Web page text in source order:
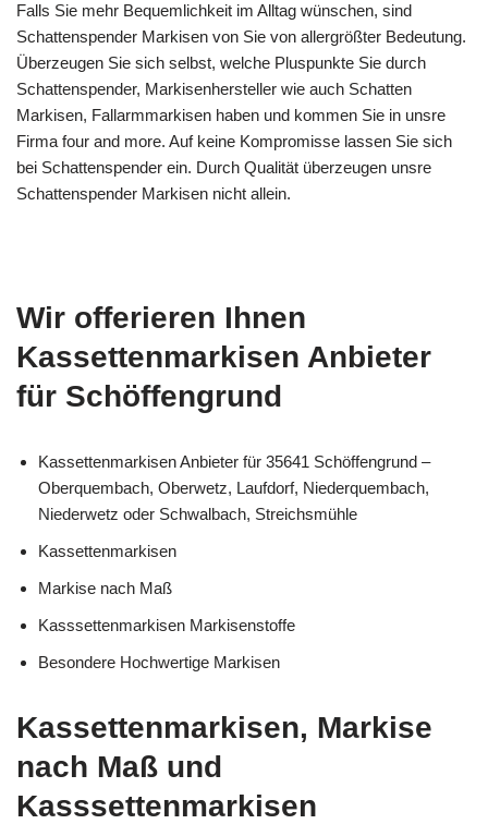
Falls Sie mehr Bequemlichkeit im Alltag wünschen, sind
Schattenspender Markisen von Sie von allergrößter Bedeutung.
Überzeugen Sie sich selbst, welche Pluspunkte Sie durch
Schattenspender, Markisenhersteller wie auch Schatten
Markisen, Fallarmmarkisen haben und kommen Sie in unsre
Firma four and more. Auf keine Kompromisse lassen Sie sich
bei Schattenspender ein. Durch Qualität überzeugen unsre
Schattenspender Markisen nicht allein.
Wir offerieren Ihnen
Kassettenmarkisen Anbieter
für Schöffengrund
Kassettenmarkisen Anbieter für 35641 Schöffengrund –
Oberquembach, Oberwetz, Laufdorf, Niederquembach,
Niederwetz oder Schwalbach, Streichsmühle
Kassettenmarkisen
Markise nach Maß
Kasssettenmarkisen Markisenstoffe
Besondere Hochwertige Markisen
Kassettenmarkisen, Markise
nach Maß und
Kasssettenmarkisen